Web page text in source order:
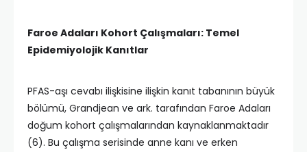
Faroe Adaları Kohort Çalışmaları: Temel
Epidemiyolojik Kanıtlar
PFAS-aşı cevabı ilişkisine ilişkin kanıt tabanının büyük
bölümü, Grandjean ve ark. tarafından Faroe Adaları
doğum kohort çalışmalarından kaynaklanmaktadır
(6). Bu çalışma serisinde anne kanı ve erken